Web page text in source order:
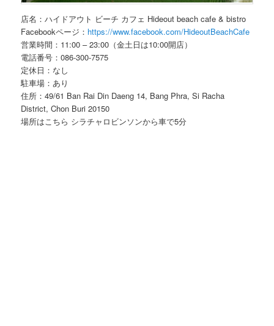
店名：ハイドアウト ビーチ カフェ Hideout beach cafe & bistro
Facebookページ： https://www.facebook.com/HideoutBeachCafe
営業時間：11:00 – 23:00（金土日は10:00開店）
電話番号：086-300-7575
定休日：なし
駐車場：あり
住所：49/61 Ban Rai Din Daeng 14, Bang Phra, Si Racha
District, Chon Buri 20150
場所はこちら シラチャロビンソンから車で5分